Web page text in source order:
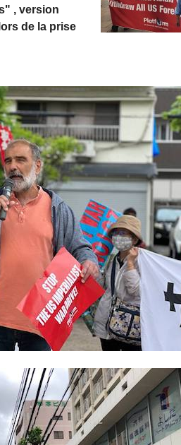
, version
de la prise